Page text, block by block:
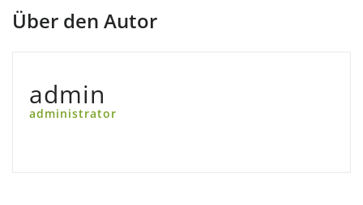
Über den Autor
admin
administrator